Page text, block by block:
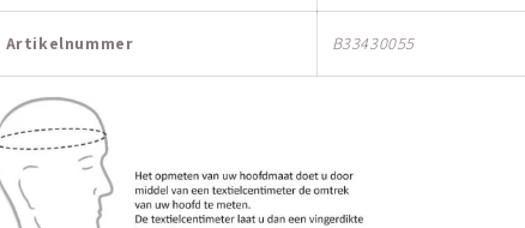
Artikelnummer B33430055